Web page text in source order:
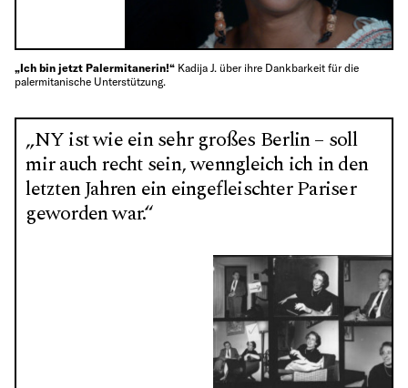
„Ich bin jetzt Palermitanerin!“ Kadija J. über ihre Dankbarkeit für die
palermitanische Unterstützung.
„NY ist wie ein sehr großes Berlin – soll
mir auch recht sein, wenngleich ich in den
letzten Jahren ein eingefleischter Pariser
geworden war.“